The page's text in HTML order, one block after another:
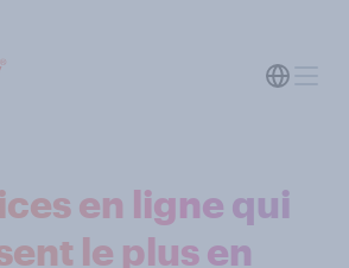
en ligne qui
le plus en